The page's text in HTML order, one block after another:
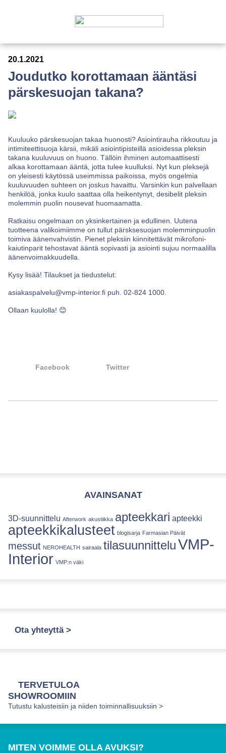
20.1.2021
Joudutko korottamaan ääntäsi
pärskesuojan takana?
Kuuluuko pärskesuojan takaa huonosti? Asiointirauha rikkoutuu ja
intimiteettisuoja kärsii, mikäli asiointipisteillä asioidessa pleksin
takana kuuluvuus on huono. Tällöin ihminen automaattisesti
alkaa korottamaan ääntä, jotta tulee kuulluksi. Nyt kun pleksejä
on yleisesti käytössä useimmissa paikoissa, myös ongelmia
kuuluvuuden suhteen on joskus havaittu. Varsinkin kun palvellaan
henkilöä, jonka kuulo saattaa olla heikentynyt, desibelit pleksin
molemmin puolin nousevat huomaamatta.
Ratkaisu ongelmaan on yksinkertainen ja edullinen. Uutena
tuotteena valikoimiimme on tullut pärsksesuojan molemminpuolin
toimiva äänenvahvistin. Pienet pleksiin kiinnitettävät mikrofoni-
kaiutinparit tehostavat ääntä sopivasti ja asiointi sujuu normaalilla
äänenvoimakkuudella.
Kysy lisää! Tilaukset ja tiedustelut:
asiakaspalvelu@vmp-interior.fi puh. 02-824 1000.
Ollaan kuulolla! 😊
Facebook Twitter
AVAINSANAT
3D-suunnittelu Afterwork akustiikka apteekkari apteekki
apteekkikalusteet blogisarja Farmasian Päivät
messut NEROHEALTH sairaala tilasuunnitteluVMP-
Interior VMP:n väki
Ota yhteyttä >
TERVETULOA
SHOWROOMIIN
Tutustu kalusteisiin ja niiden toiminnallisuuksiin >
MITEN VOIMME OLLA AVUKSI?